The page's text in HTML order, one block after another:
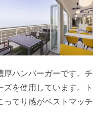
厚ハンバーガーです。チ
ズを使用しています。ト
ってり感がベストマッチ